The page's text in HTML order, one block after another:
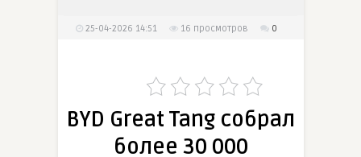
25-04-2026 14:51 16 просмотров 0
BYD Great Tang собрал
более 30 000